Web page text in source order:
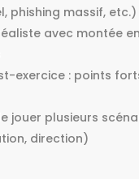
phishing massif, etc.)
avec montée
exercice : points
jouer plusieurs
direction)